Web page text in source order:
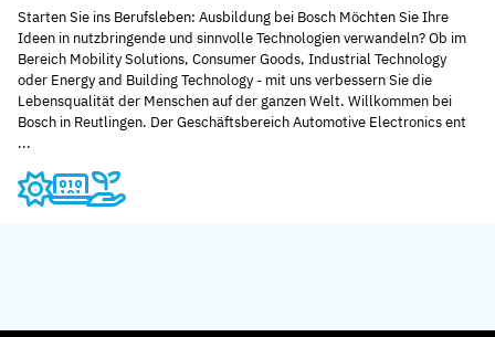
Starten Sie ins Berufsleben: Ausbildung bei Bosch Möchten Sie Ihre
Ideen in nutzbringende und sinnvolle Technologien verwandeln? Ob im
Bereich Mobility Solutions, Consumer Goods, Industrial Technology
oder Energy and Building Technology - mit uns verbessern Sie die
Lebensqualität der Menschen auf der ganzen Welt. Willkommen bei
Bosch in Reutlingen. Der Geschäftsbereich Automotive Electronics ent
...